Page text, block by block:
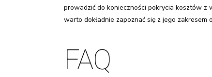
prowadzić do konieczności pokrycia kosztów z
warto dokładnie zapoznać się z jego zakresem
FAQ